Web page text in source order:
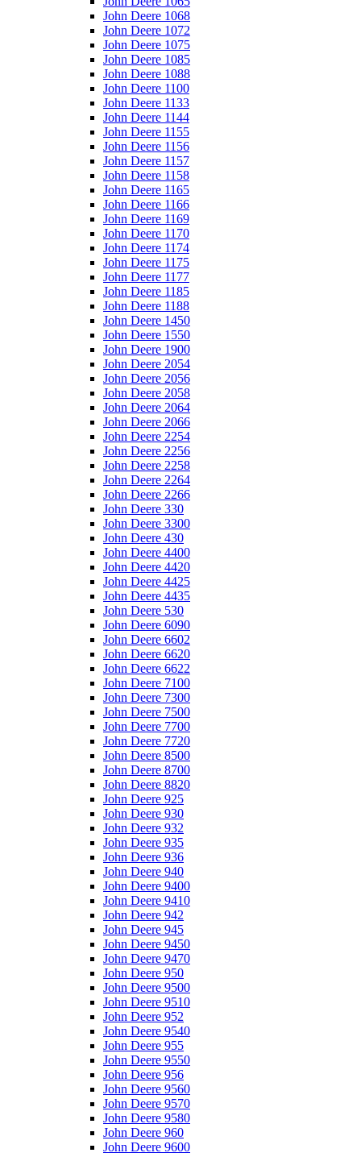
John Deere 1068
John Deere 1072
John Deere 1075
John Deere 1085
John Deere 1088
John Deere 1100
John Deere 1133
John Deere 1144
John Deere 1155
John Deere 1156
John Deere 1157
John Deere 1158
John Deere 1165
John Deere 1166
John Deere 1169
John Deere 1170
John Deere 1174
John Deere 1175
John Deere 1177
John Deere 1185
John Deere 1188
John Deere 1450
John Deere 1550
John Deere 1900
John Deere 2054
John Deere 2056
John Deere 2058
John Deere 2064
John Deere 2066
John Deere 2254
John Deere 2256
John Deere 2258
John Deere 2264
John Deere 2266
John Deere 330
John Deere 3300
John Deere 430
John Deere 4400
John Deere 4420
John Deere 4425
John Deere 4435
John Deere 530
John Deere 6090
John Deere 6602
John Deere 6620
John Deere 6622
John Deere 7100
John Deere 7300
John Deere 7500
John Deere 7700
John Deere 7720
John Deere 8500
John Deere 8700
John Deere 8820
John Deere 925
John Deere 930
John Deere 932
John Deere 935
John Deere 936
John Deere 940
John Deere 9400
John Deere 9410
John Deere 942
John Deere 945
John Deere 9450
John Deere 9470
John Deere 950
John Deere 9500
John Deere 9510
John Deere 952
John Deere 9540
John Deere 955
John Deere 9550
John Deere 956
John Deere 9560
John Deere 9570
John Deere 9580
John Deere 960
John Deere 9600